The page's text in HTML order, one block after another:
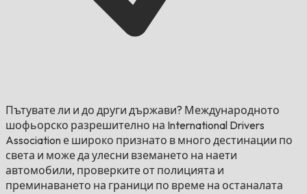
Пътувате ли и до други държави? Международното
шофьорско разрешително на International Drivers
Association е широко признато в много дестинации по
света и може да улесни вземането на наети
автомобили, проверките от полицията и
преминаването на граници по време на останалата